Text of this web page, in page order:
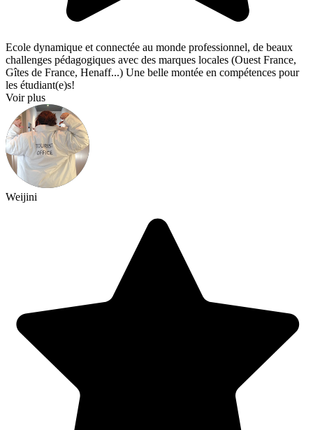
Ecole dynamique et connectée au monde professionnel, de beaux
challenges pédagogiques avec des marques locales (Ouest France,
Gîtes de France, Henaff...) Une belle montée en compétences pour
les étudiant(e)s!
Voir plus
Weijini